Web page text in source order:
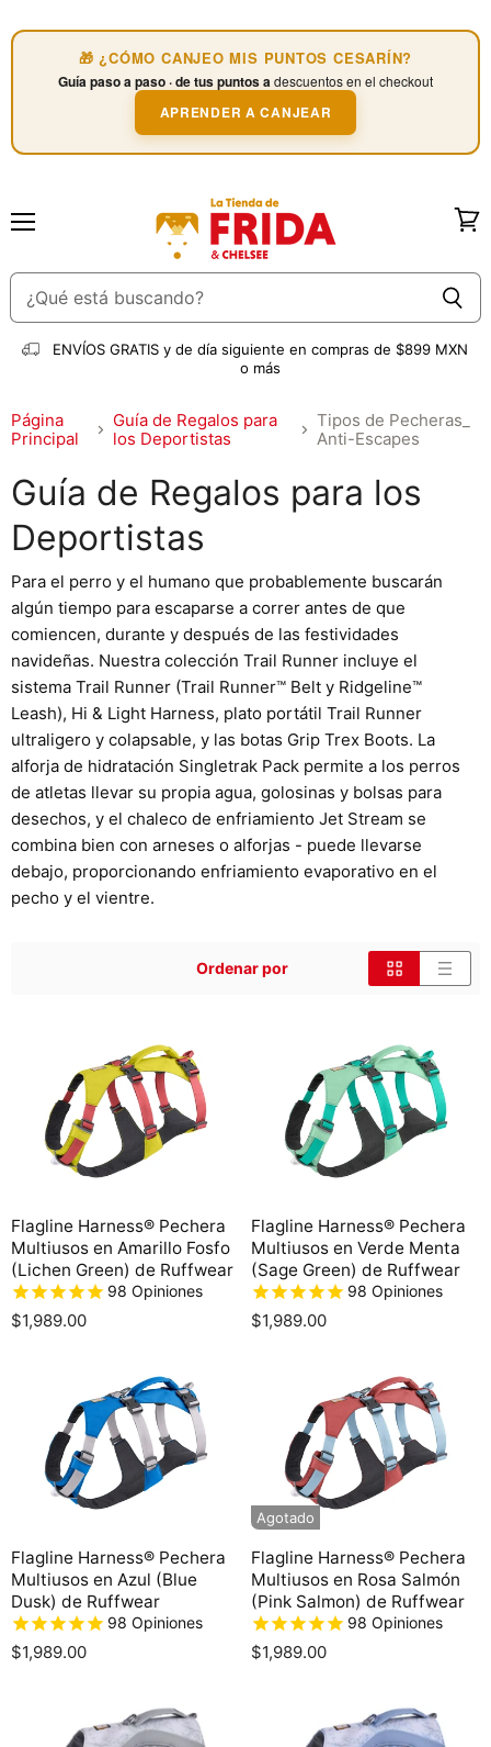
🎁 ¿CÓMO CANJEO MIS PUNTOS CESARÍN?
Guía paso a paso · de tus puntos adescuentos en el checkout
APRENDER A CANJEAR
ENVÍOS GRATIS y de día siguiente en compras de $899 MXN
o más
Página
Principal
Guía de Regalos para
los Deportistas
Tipos de Pecheras_
Anti-Escapes
Guía de Regalos para los
Deportistas
Para el perro y el humano que probablemente buscarán
algún tiempo para escaparse a correr antes de que
comiencen, durante y después de las festividades
navideñas. Nuestra colección Trail Runner incluye el
sistema Trail Runner (Trail Runner™ Belt y Ridgeline™
Leash), Hi & Light Harness, plato portátil Trail Runner
ultraligero y colapsable, y las botas Grip Trex Boots. La
alforja de hidratación Singletrak Pack permite a los perros
de atletas llevar su propia agua, golosinas y bolsas para
desechos, y el chaleco de enfriamiento Jet Stream se
combina bien con arneses o alforjas - puede llevarse
debajo, proporcionando enfriamiento evaporativo en el
pecho y el vientre.
Ordenar por
Flagline Harness® Pechera
Multiusos en Amarillo Fosfo
(Lichen Green) de Ruffwear
98 Opiniones
$1,989.00
Flagline Harness® Pechera
Multiusos en Verde Menta
(Sage Green) de Ruffwear
98 Opiniones
$1,989.00
Flagline Harness® Pechera
Multiusos en Azul (Blue
Dusk) de Ruffwear
98 Opiniones
$1,989.00
Agotado
Flagline Harness® Pechera
Multiusos en Rosa Salmón
(Pink Salmon) de Ruffwear
98 Opiniones
$1,989.00